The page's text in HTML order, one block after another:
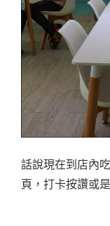
話說現在到店內
頁，打卡按讚或